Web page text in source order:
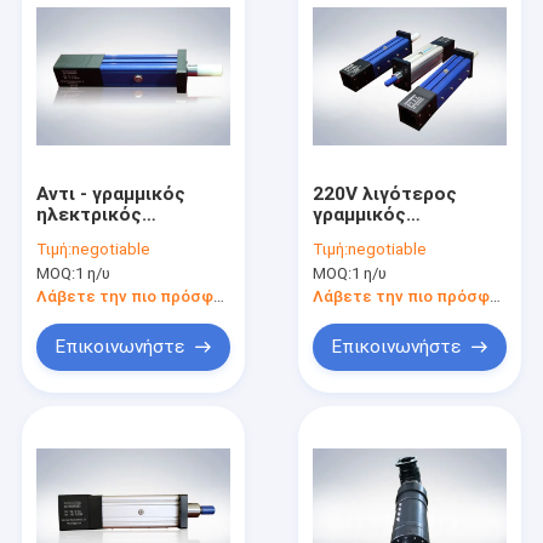
Εμφάνιση VR
Αντι - γραμμικός
ηλεκτρικός
περιστροφής 220V
με τη υψηλή
ακρίβεια αισθητήρων
Τιμή:negotiable
MOQ:1 η/υ
Λάβετε την πιο πρόσφατη τιμή
Επικοινωνήστε
220V λιγότερος
γραμμικός
κυλίνδρων θορύβου
ηλεκτρικός, αντι
ώθηση κυλίνδρων
γραμμική
Τιμή:negotiable
MOQ:1 η/υ
Λάβετε την πιο πρόσφατη τιμή
Επικοινωνήστε